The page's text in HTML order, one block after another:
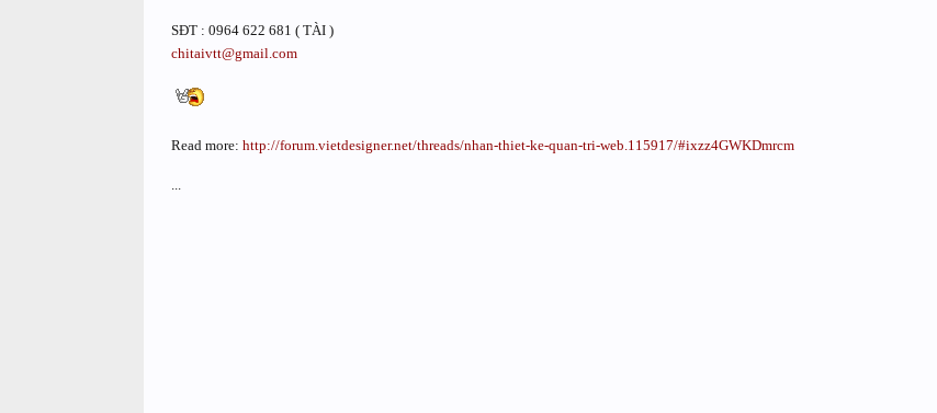
SĐT : 0964 622 681 ( TÀI )
chitaivtt@gmail.com
Read more: http://forum.vietdesigner.net/threads/nhan-thiet-ke-quan-tri-web.115917/#ixzz4GWKDmrcm
...